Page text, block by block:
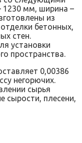
1230 мм, ширина –
из
бетонных,
стен.
установки
пространства.
0,00386
негорючих.
сырья
сырости, плесени,